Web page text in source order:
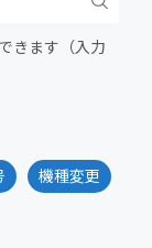
きます（入力
機種変更